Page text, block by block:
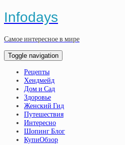
Infodays
Самое интересное в мире
Toggle navigation
Рецепты
Хендмейд
Дом и Сад
Здоровье
Женский Гид
Путешествия
Интересно
Шопинг Блог
КупиОбзор